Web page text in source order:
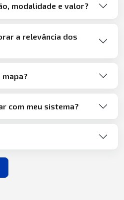
modalidade e valor?
a relevância dos
com meu sistema?